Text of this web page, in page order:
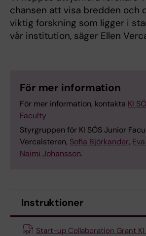
chansen att visa bredden och
viktig forskning som ligger i
vår institution, säger Ellen
För mer information
För mer information, kontakta KI
Faculty
Styrgruppen för KI SÖS Junior
Vercalsteren, Sofia Björkander,
Naimi Johansson.
Instruktioner
Start-up Collaboration Grant KI